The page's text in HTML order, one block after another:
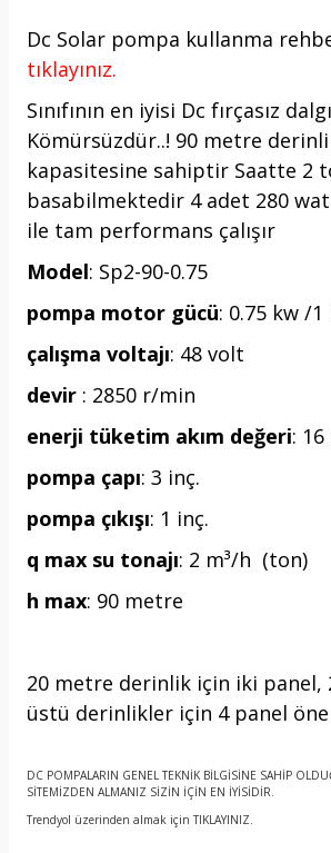
Dc Solar pompa kullanma
tıklayınız.
Sınıfının en iyisi Dc fırçasız
Kömürsüzdür..! 90 metre
kapasitesine sahiptir Saatte 2
basabilmektedir 4 adet 280
ile tam performans çalışır
Model: Sp2-90-0.75
pompa motor gücü: 0.75 kw /1
çalışma voltajı: 48 volt
devir : 2850 r/min
enerji tüketim akım değeri:
pompa çapı: 3 inç.
pompa çıkışı: 1 inç.
q max su tonajı: 2 m³/h (ton)
h max: 90 metre
20 metre derinlik için iki panel,
üstü derinlikler için 4 panel
DC POMPALARIN GENEL TEKNİK BİLGİSİNE SAHİP
SİTEMİZDEN ALMANIZ SİZİN İÇİN EN İYİSİDİR.
Trendyol üzerinden almak içinTIKLAYINIZ.